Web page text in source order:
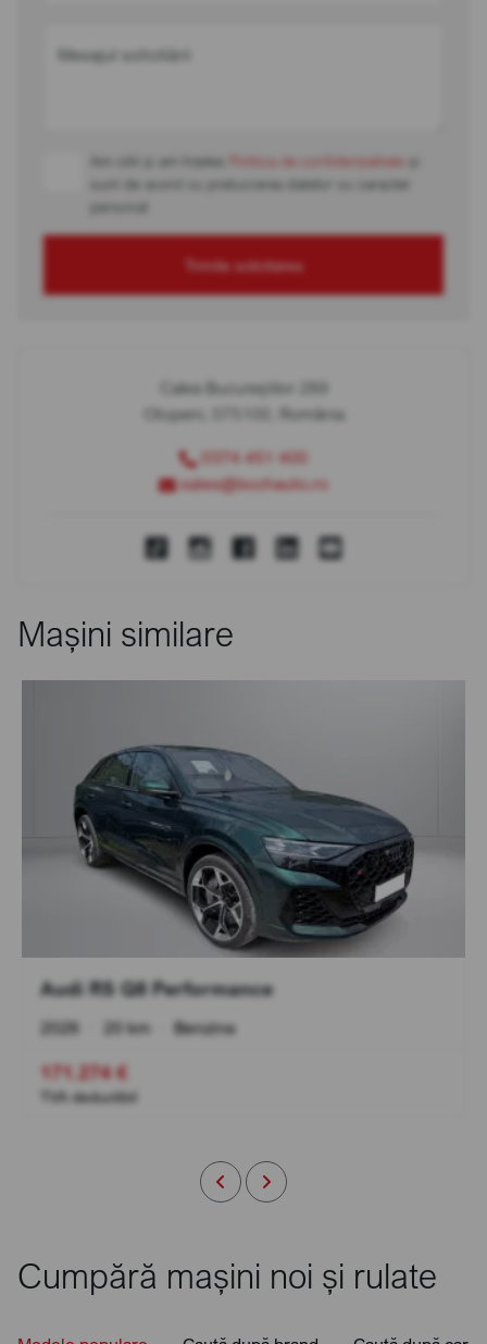
Mesajul solicitării
Am citit și am înțeles Politica de confidențialitate
sunt de acord cu prelucrarea datelor cu caracter
personal
Trimite solicitarea
Calea Bucureștilor 289
Otopeni, 075100, România
0374 451 400
sales@bcchauto.ro
Mașini similare
Audi RS Q8 Performance
2026 20 km Benzina
171.274 €
TVA deductibil
Cumpără mașini noi și rulate